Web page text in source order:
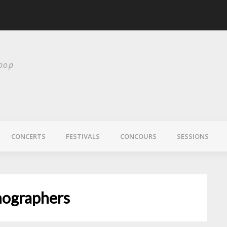
CONCERTS FESTIVALS CONCOURS SESSIONS